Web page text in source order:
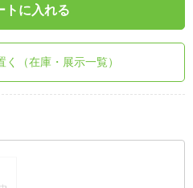
トに入れる
く（在庫・展示一覧）